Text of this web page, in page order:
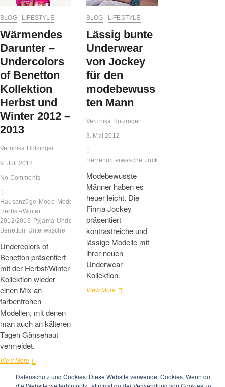
–
Jockey
Original
Wiesn
Boxer
BLOG LIFESTYLE
Wärmendes
Darunter –
Undercolors
of Benetton
Kollektion
Herbst und
Winter 2012 –
2013
Veronika Holzinger
9. Juli 2012
No Comments
Hausanzüge Mode Modekollektion
Herbst-/Winter
2012/2013 Pyjama Undercolors of
Benetton Unterwäsche
Undercolors of
Benetton präsentiert
mit der Herbst/Winter
Kollektion wieder
einen Mix an
farbenfrohen
Modellen, mit denen
man auch an kälteren
Tagen Gänsehaut
vermeidet.
View MoreWärmendes
Darunter
–
BLOG LIFESTYLE
Lässig bunte
Underwear
von Jockey
für den
modebewuss
ten Mann
Veronika Holzinger
3. Mai 2012
Herrenunterwäsche Jockey
Modebewusste
Männer haben es
heuer leicht. Die
Firma Jockey
präsentiert
kontrastreiche und
lässige Modelle mit
ihrer neuen
Underwear-
Kollektion.
View MoreLässig
Datenschutz und Cookies: Diese Website verwendet Cookies. Wenn du